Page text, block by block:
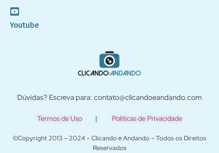
Youtube
Dúvidas? Escreva para: contato@clicandoeandando.com
Termos de Uso| Políticas de Privacidade
©Copyright 2013 – 2024 – Clicando e Andando – Todos os Direitos
Reservados